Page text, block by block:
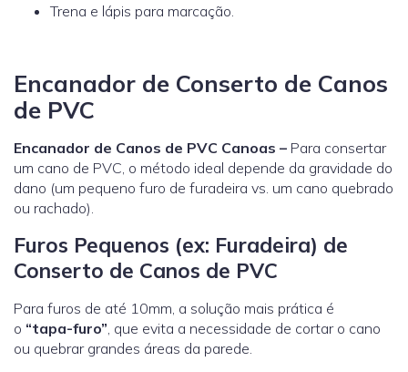
Trena e lápis para marcação.
Encanador de Conserto de Canos
de PVC
Encanador de Canos de PVC Canoas – Para consertar
um cano de PVC, o método ideal depende da gravidade do
dano (um pequeno furo de furadeira vs. um cano quebrado
ou rachado).
Furos Pequenos (ex: Furadeira) de
Conserto de Canos de PVC
Para furos de até 10mm, a solução mais prática é
o “tapa-furo” , que evita a necessidade de cortar o cano
ou quebrar grandes áreas da parede.